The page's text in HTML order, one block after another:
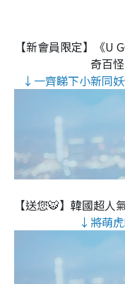
【新會員限定】《U
奇百
↓一齊睇下小新同
【送您🐯】韓國超人
↓將萌